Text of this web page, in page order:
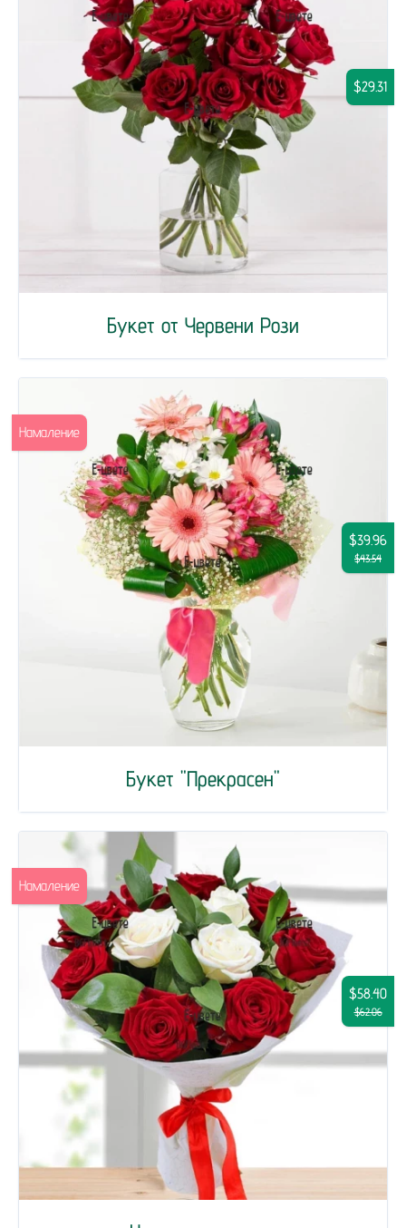
Букет от Червени Рози
$29.31
Букет "Прекрасен"
$39.96
$43.54
Намаление
$58.40
$62.06
Намаление